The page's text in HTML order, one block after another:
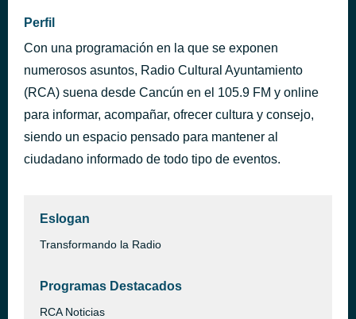
Rayo de Sol (Raio de Sol)
Chicos del Boulevard
Cornflake Girl
hace 4 días
Perfil
Con una programación en la que se exponen
numerosos asuntos, Radio Cultural Ayuntamiento
(RCA) suena desde Cancún en el 105.9 FM y online
para informar, acompañar, ofrecer cultura y consejo,
siendo un espacio pensado para mantener al
ciudadano informado de todo tipo de eventos.
Eslogan
Transformando la Radio
Programas Destacados
RCA Noticias